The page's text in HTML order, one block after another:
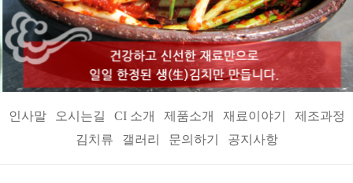
인사말 오시는길 CI 소개 제품소개 재료이야기
제조과정
김치류
갤러리 문의하기 공지사항